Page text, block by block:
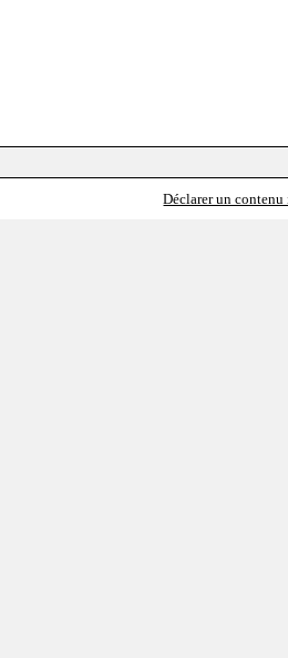
Déclarer un